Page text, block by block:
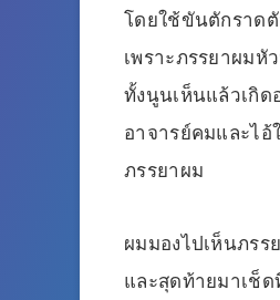
โดยใช้ขันตักราด
เพราะภรรยาผม
ทั้งนูนเห็นแล้วเกิ
อาจารย์คมและไ
ภรรยาผม
ผมมองไปเห็นภร
และสุดท้ายมาเช็